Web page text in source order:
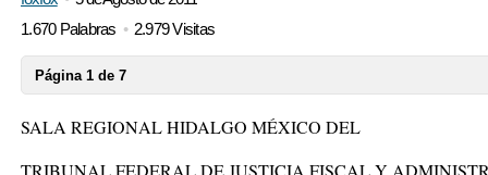
1.670 Palabras
2.979 Visitas
Página 1 de 7
SALA REGIONAL HIDALGO MÉXICO DEL
TRIBUNAL FEDERAL DE JUSTICIA FISCAL Y